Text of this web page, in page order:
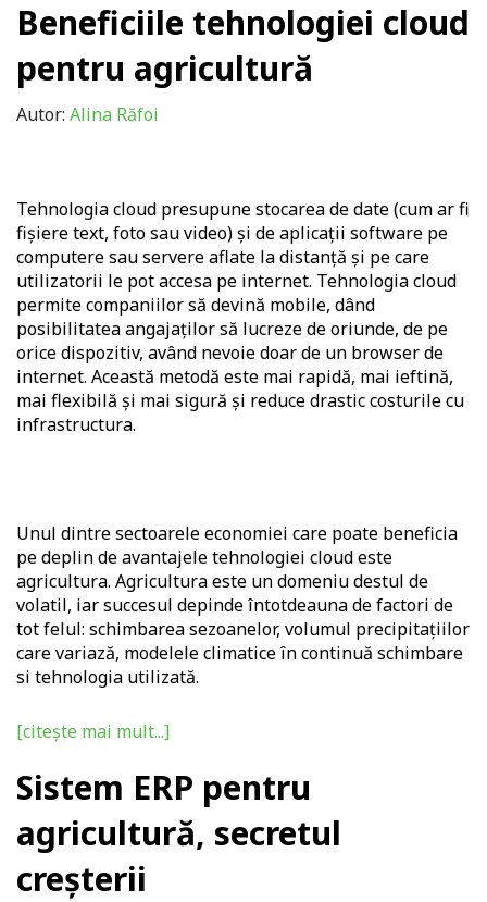
Beneficiile tehnologiei cloud
pentru agricultură
Autor: Alina Răfoi
Tehnologia cloud presupune stocarea de date (cum ar fi
fișiere text, foto sau video) și de aplicații software pe
computere sau servere aflate la distanță și pe care
utilizatorii le pot accesa pe internet. Tehnologia cloud
permite companiilor să devină mobile, dând
posibilitatea angajaților să lucreze de oriunde, de pe
orice dispozitiv, având nevoie doar de un browser de
internet. Această metodă este mai rapidă, mai ieftină,
mai flexibilă și mai sigură și reduce drastic costurile cu
infrastructura.
Unul dintre sectoarele economiei care poate beneficia
pe deplin de avantajele tehnologiei cloud este
agricultura. Agricultura este un domeniu destul de
volatil, iarsuccesul depinde întotdeauna de factori de
tot felul: schimbarea sezoanelor, volumul precipitațiilor
care variază, modelele climatice în continuă schimbare
si tehnologia utilizată.
[citește mai mult...]
Sistem ERP pentru
agricultură, secretul
creșterii